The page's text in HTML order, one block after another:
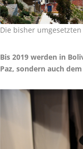
Die bisher
Bis 2019 werden in
Paz, sondern auch